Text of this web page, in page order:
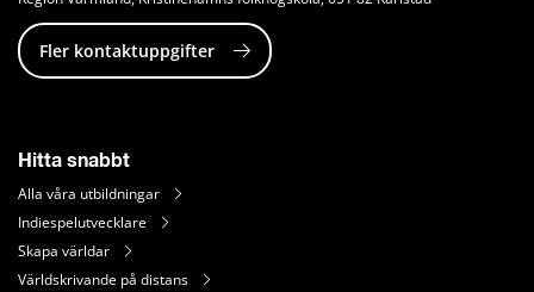
Fler kontaktuppgifter
Hitta snabbt
Alla våra utbildningar
Indiespelutvecklare
Skapa världar
Världskrivande på distans